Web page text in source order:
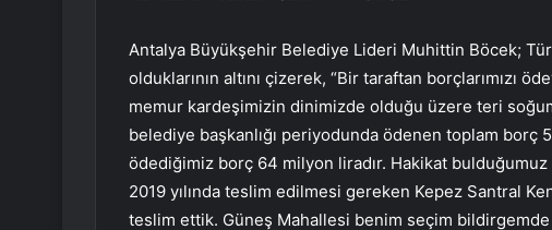
Antalya Büyükşehir Belediye Lideri Muhittin Böcek;
olduklarının altını çizerek, “Bir taraftan borçlarımızı
memur kardeşimizin dinimizde olduğu üzere teri
belediye başkanlığı periyodunda ödenen toplam borç
ödediğimiz borç 64 milyon liradır. Hakikat
2019 yılında teslim edilmesi gereken Kepez Santral
teslim ettik. Güneş Mahallesi benim seçim